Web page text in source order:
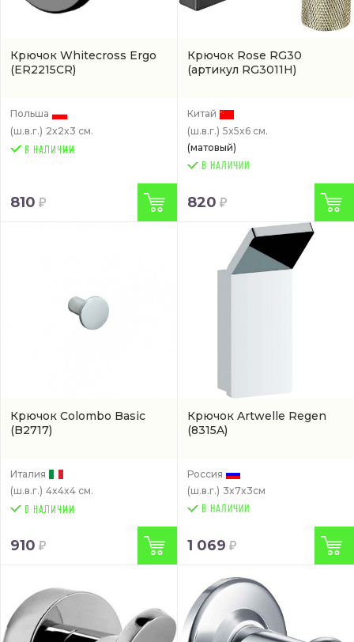
Крючок Whitecross Ergo
(ER2215CR)
Польша
(ш.в.г.) 2x2x3 см.
810
Крючок Rose RG30
(артикул RG3011H)
Китай
(ш.в.г.) 5x5x6 см.
(матовый)
В НАЛИЧИИ
820
Крючок Colombo Basic
(B2717)
Италия
(ш.в.г.) 4x4x4 см.
910
Крючок Artwelle Regen
(8315A)
Россия
(ш.в.г.) 3x7x3см
В НАЛИЧИИ
1 069